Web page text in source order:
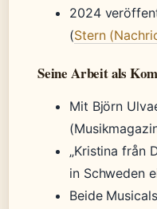
2024
(Stern
Seine Arbeit als
Mit Björn
„Kristina från
in Schweden
Beide